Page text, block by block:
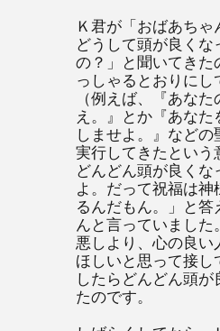
Ｋ君が「おばあちゃ
どうして頭が良くな
の？」と聞いてきた
っしゃるとおりにし
（例えば、『あな
え。』とか『あなた
しませよ。』などの
実行してきたという
どんどん頭が良くな
よ。だって祝福は神
るんだもん。」と答
んと言っていました
悪しより、心の良い
ほしいと思って接し
したらどんどん頭が
たのです。